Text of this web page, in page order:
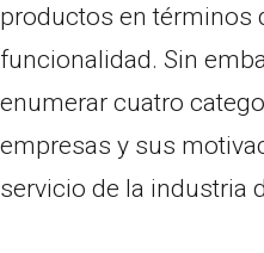
productos en términos
funcionalidad. Sin
enumerar cuatro
empresas y sus
servicio de la industria